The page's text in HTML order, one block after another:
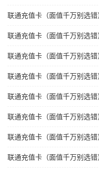
联通充值卡（面值千万别选
联通充值卡（面值千万别选
联通充值卡（面值千万别选
联通充值卡（面值千万别选
联通充值卡（面值千万别选
联通充值卡（面值千万别选
联通充值卡（面值千万别选
联通充值卡（面值千万别选